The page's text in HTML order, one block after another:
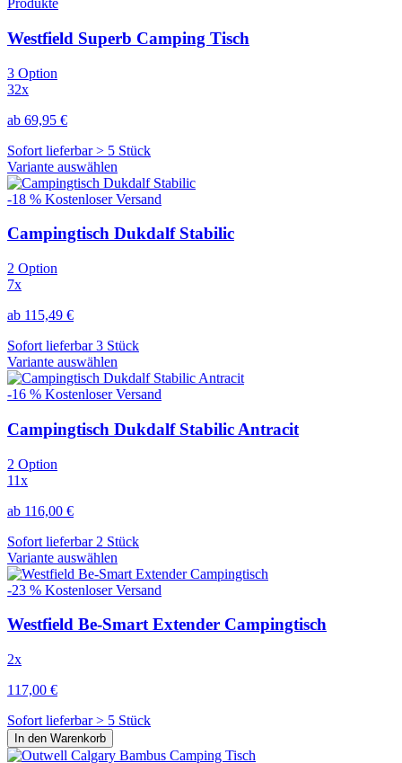
Produkte
Westfield Superb Camping Tisch
3 Option
32x
ab 69,95 €
Sofort lieferbar > 5 Stück
Variante auswählen
-18 % Kostenloser Versand
Campingtisch Dukdalf Stabilic
2 Option
7x
ab 115,49 €
Sofort lieferbar 3 Stück
Variante auswählen
-16 % Kostenloser Versand
Campingtisch Dukdalf Stabilic Antracit
2 Option
11x
ab 116,00 €
Sofort lieferbar 2 Stück
Variante auswählen
-23 % Kostenloser Versand
Westfield Be-Smart Extender Campingtisch
2x
117,00 €
Sofort lieferbar > 5 Stück
In den Warenkorb